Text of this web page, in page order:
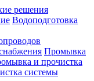
решения
Водоподготовка
Промывка
и прочистка
системы